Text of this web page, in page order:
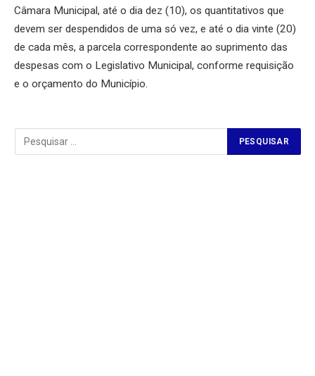
Câmara Municipal, até o dia dez (10), os quantitativos que
devem ser despendidos de uma só vez, e até o dia vinte (20)
de cada mês, a parcela correspondente ao suprimento das
despesas com o Legislativo Municipal, conforme requisição
e o orçamento do Município.